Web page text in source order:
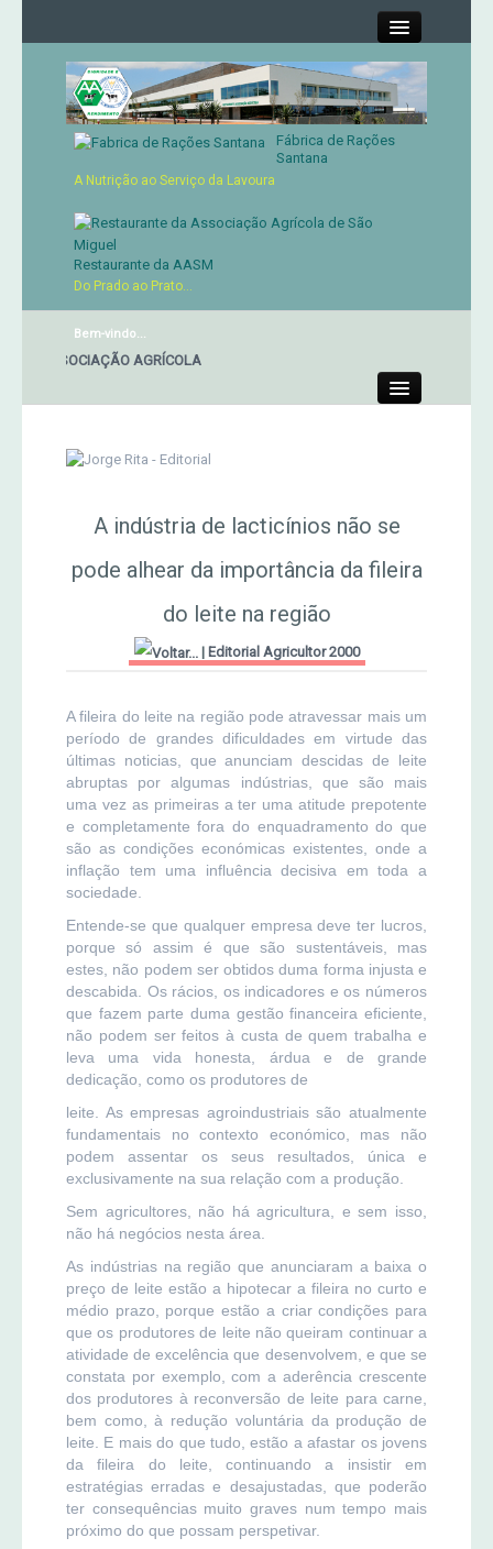
Contactos
Serviços
Publicações AASM
Fábrica de Rações
Santana
A Nutrição ao Serviço da Lavoura
Restaurante da AASM
Do Prado ao Prato...
Bem-vindo...
DA ASSOCIAÇÃO AGRÍCOLA
A indústria de lacticínios não se
pode alhear da importância da fileira
do leite na região
| Editorial Agricultor 2000
A fileira do leite na região pode atravessar mais um
período de grandes dificuldades em virtude das
últimas noticias, que anunciam descidas de leite
abruptas por algumas indústrias, que são mais
uma vez as primeiras a ter uma atitude prepotente
e completamente fora do enquadramento do que
são as condições económicas existentes, onde a
inflação tem uma influência decisiva em toda a
sociedade.
Entende-se que qualquer empresa deve ter lucros,
porque só assim é que são sustentáveis, mas
estes, não podem ser obtidos duma forma injusta e
descabida. Os rácios, os indicadores e os números
que fazem parte duma gestão financeira eficiente,
não podem ser feitos à custa de quem trabalha e
leva uma vida honesta, árdua e de grande
dedicação, como os produtores de
leite. As empresas agroindustriais são atualmente
fundamentais no contexto económico, mas não
podem assentar os seus resultados, única e
exclusivamente na sua relação com a produção.
Sem agricultores, não há agricultura, e sem isso,
não há negócios nesta área.
As indústrias na região que anunciaram a baixa o
preço de leite estão a hipotecar a fileira no curto e
médio prazo, porque estão a criar condições para
que os produtores de leite não queiram continuar a
atividade de excelência que desenvolvem, e que se
constata por exemplo, com a aderência crescente
dos produtores à reconversão de leite para carne,
bem como, à redução voluntária da produção de
leite. E mais do que tudo, estão a afastar os jovens
da fileira do leite, continuando a insistir em
estratégias erradas e desajustadas, que poderão
ter consequências muito graves num tempo mais
próximo do que possam perspetivar.